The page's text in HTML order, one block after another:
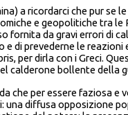
a ricordarci che pur se
e geopolitiche tra le
fornita da gravi errori di
e di prevederne le
per dirla con i Greci.
calderone bollente della
che per essere faziosa e
una diffusa opposizione